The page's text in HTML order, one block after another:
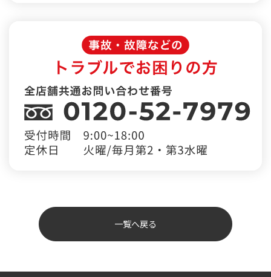
一覧へ戻る